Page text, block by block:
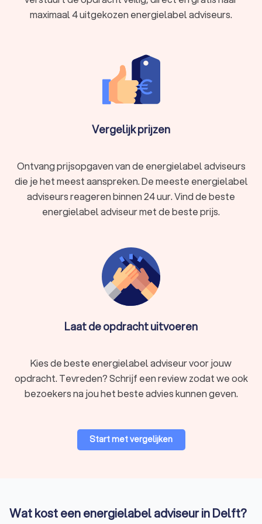
verkrijgen van het energielabel voor je woning.
maximaal 4 uitgekozen energielabel adviseurs.
Vergelijk prijzen
Ontvang prijsopgaven van de energielabel adviseurs
die je het meest aanspreken. De meeste energielabel
adviseurs reageren binnen 24 uur. Vind de beste
energielabel adviseur met de beste prijs.
Laat de opdracht uitvoeren
Kies de beste energielabel adviseur voor jouw
opdracht. Tevreden? Schrijf een review zodat we ook
bezoekers na jou het beste advies kunnen geven.
Start met vergelijken
Wat kost een energielabel adviseur in Delft?